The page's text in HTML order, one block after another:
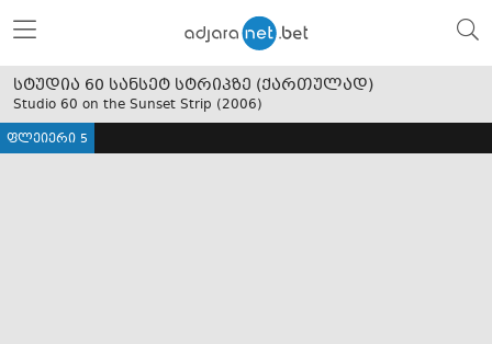
სტუდია 60 სანსეტ სტრიპზე (ქართულად)
Studio 60 on the Sunset Strip (2006)
ფლეიერი 5